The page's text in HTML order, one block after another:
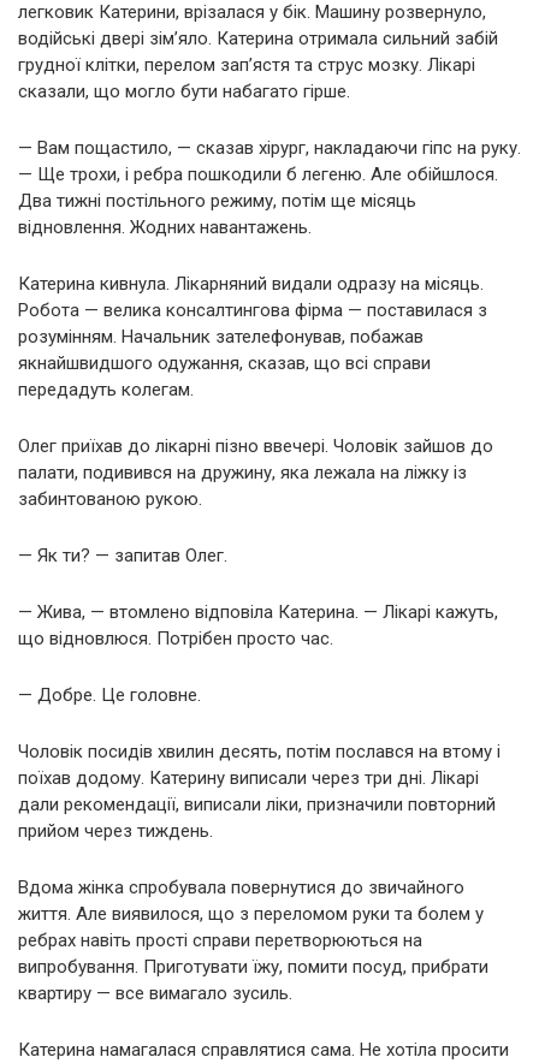
легковик Катерини, врізалася у бік. Машину розвернуло,
водійські двері зім’яло. Катерина отримала сильний забій
грудної клітки, перелом зап’ястя та струс мозку. Лікарі
сказали, що могло бути набагато гірше.
— Вам пощастило, — сказав хірург, накладаючи гіпс на руку.
— Ще трохи, і ребра пошкодили б легеню. Але обійшлося.
Два тижні постільного режиму, потім ще місяць
відновлення. Жодних навантажень.
Катерина кивнула. Лікарняний видали одразу на місяць.
Робота — велика консалтингова фірма — поставилася з
розумінням. Начальник зателефонував, побажав
якнайшвидшого одужання, сказав, що всі справи
передадуть колегам.
Олег приїхав до лікарні пізно ввечері. Чоловік зайшов до
палати, подивився на дружину, яка лежала на ліжку із
забинтованою рукою.
— Як ти? — запитав Олег.
— Жива, — втомлено відповіла Катерина. — Лікарі кажуть,
що відновлюся. Потрібен просто час.
— Добре. Це головне.
Чоловік посидів хвилин десять, потім послався на втому і
поїхав додому. Катерину виписали через три дні. Лікарі
дали рекомендації, виписали ліки, призначили повторний
прийом через тиждень.
Вдома жінка спробувала повернутися до звичайного
життя. Але виявилося, що з переломом руки та болем у
ребрах навіть прості справи перетворюються на
випробування. Приготувати їжу, помити посуд, прибрати
квартиру — все вимагало зусиль.
Катерина намагалася справлятися сама. Не хотіла просити